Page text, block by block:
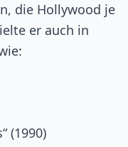
die Hollywood je
er auch in
(1990)